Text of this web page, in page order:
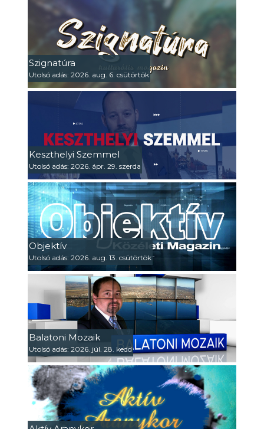
Szignatúra
Utolsó adás: 2026. aug. 6. csütörtök
Keszthelyi Szemmel
Utolsó adás: 2026. ápr. 29. szerda
Objektív
Utolsó adás: 2026. aug. 13. csütörtök
Balatoni Mozaik
Utolsó adás: 2026. júl. 28. kedd